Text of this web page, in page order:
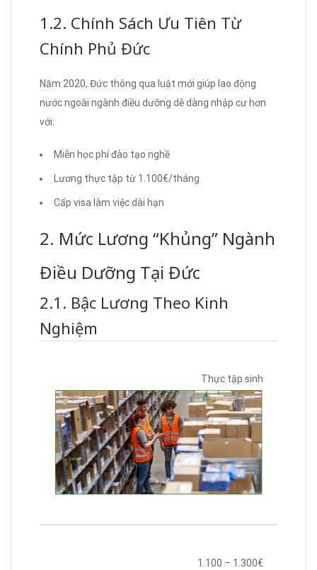
1.2. Chính Sách Ưu Tiên Từ
Chính Phủ Đức
Năm 2020, Đức thông qua luật mới giúp lao động
nước ngoài ngành điều dưỡng dễ dàng nhập cư hơn
với:
Miễn học phí đào tạo nghề
Lương thực tập từ 1.100€/tháng
Cấp visa làm việc dài hạn
2. Mức Lương “Khủng” Ngành
Điều Dưỡng Tại Đức
2.1. Bậc Lương Theo Kinh
Nghiệm
Thực tập sinh
1.100 – 1.300€